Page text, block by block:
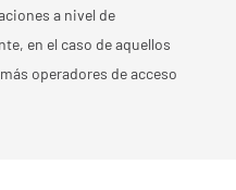
a nivel de
en el caso de aquellos
operadores de acceso